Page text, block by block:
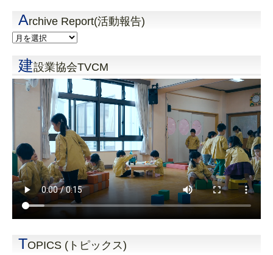
Archive Report(活動報告)
建設業協会TVCM
TOPICS (トピックス)